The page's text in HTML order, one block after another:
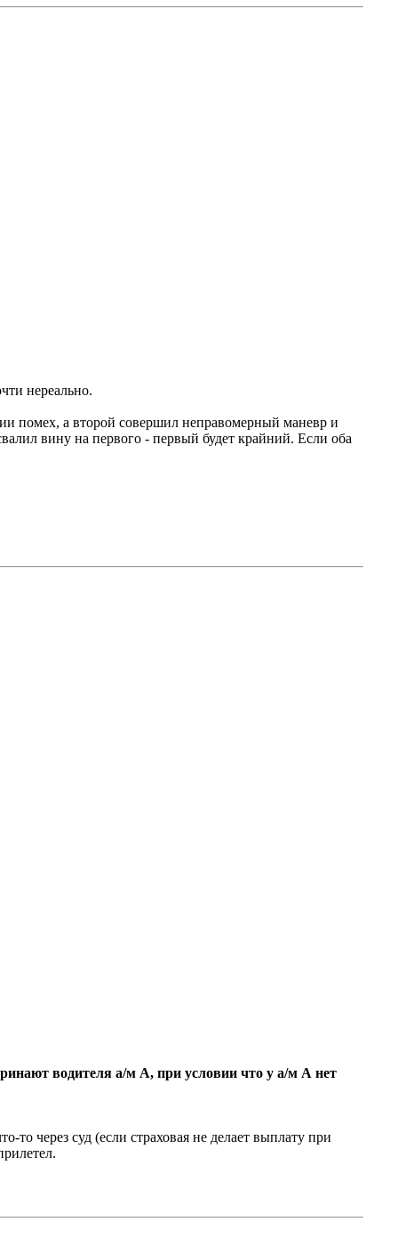
нереально.
помех, а второй совершил неправомерный маневр и
вину на первого - первый будет крайний. Если оба
водителя а/м А, при условии что у а/м А нет
через суд (если страховая не делает выплату при